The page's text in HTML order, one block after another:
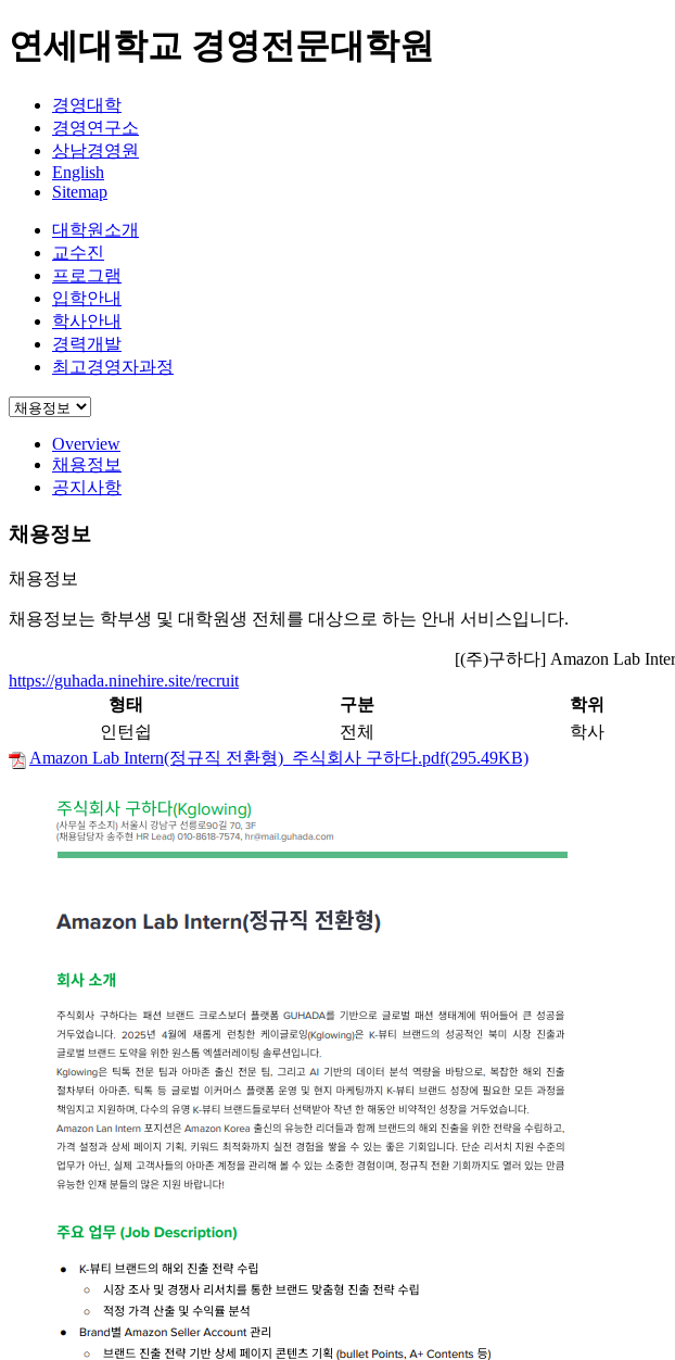
연세대학교 경영전문대학원
경영대학
경영연구소
상남경영원
English
Sitemap
대학원소개
교수진
프로그램
입학안내
학사안내
경력개발
최고경영자과정
Overview
채용정보
공지사항
채용정보
채용정보
채용정보는 학부생 및 대학원생 전체를 대상으로 하는 안내 서비스입니다.
[(주)구하다] Amazon Lab
https://guhada.ninehire.site/recruit
형태
구분 학위
인턴쉽
전체 학사
Amazon Lab Intern(정규직 전환형)_주식회사 구하다.pdf(295.49KB)